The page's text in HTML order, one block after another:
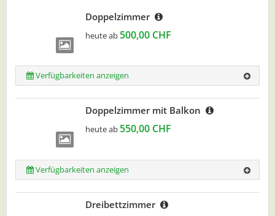
Doppelzimmer
heute ab 500,00 CHF
Verfügbarkeiten anzeigen
Doppelzimmer mit Balkon
heute ab 550,00 CHF
Verfügbarkeiten anzeigen
Dreibettzimmer